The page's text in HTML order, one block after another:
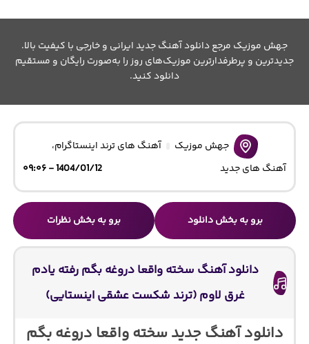
جهش موزیک مرجع دانلود آهنگ جدید ایرانی و خارجی با کیفیت بالا.
جدیدترین و پرطرفدارترین موزیک‌های روز را به‌صورت رایگان و مستقیم
دانلود کنید.
جهش موزیک آهنگ های ترند اینستاگرام،
آهنگ های جدید
1404/01/12 - ۰۹:۰۶
برو به بخش دانلود برو به بخش نظرات
دانلود آهنگ سخته واقعا دروغه بگم رفته یادم
غرق لاوم (ترند شکست عشقی اینستایی)
دانلود آهنگ جدید سخته واقعا دروغه بگم